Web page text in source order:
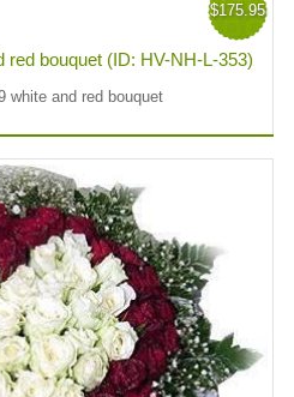
$175.95
red bouquet (ID: HV-NH-L-353)
white and red bouquet